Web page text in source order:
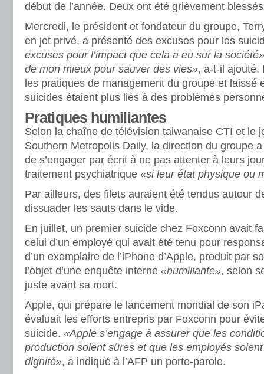
début de l’année. Deux ont été grièvement
Mercredi, le président et fondateur du groupe,
en jet privé, a présenté des excuses pour les
excuses pour l’impact que cela a eu sur la société»
de mon mieux pour sauver des vies», a-t-il ajouté.
les pratiques de management du groupe et laissé
suicides étaient plus liés à des problèmes
Pratiques humiliantes
Selon la chaîne de télévision taiwanaise CTI et le
Southern Metropolis Daily, la direction du groupe
de s’engager par écrit à ne pas attenter à leurs
traitement psychiatrique «si leur état physique ou
Par ailleurs, des filets auraient été tendus autour
dissuader les sauts dans le vide.
En juillet, un premier suicide chez Foxconn avait
celui d’un employé qui avait été tenu pour
d’un exemplaire de l’iPhone d’Apple, produit par
l’objet d’une enquête interne «humiliante», selon
juste avant sa mort.
Apple, qui prépare le lancement mondial de son
évaluait les efforts entrepris par Foxconn pour
suicide. «Apple s’engage à assurer que les
production soient sûres et que les employés
dignité», a indiqué à l’AFP un porte-parole.